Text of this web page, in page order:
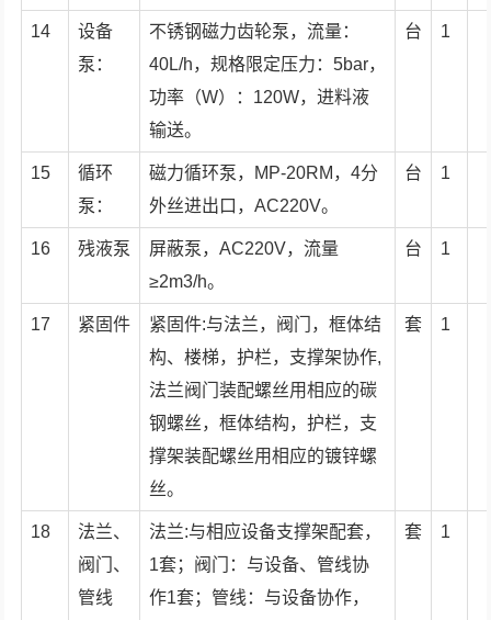
14
设备
泵：
不锈钢磁力齿轮泵，流量：
40L/h，规格限定压力：5bar，
功率（W）：120W，进料液
输送。
台 1
15
循环
泵：
磁力循环泵，MP-20RM，4分
外丝进出口，AC220V。
台 1
16 残液泵
屏蔽泵，AC220V，流量
≥2m3/h。
台 1
17 紧固件
紧固件:与法兰，阀门，框体结
构、楼梯，护栏，支撑架协作,
法兰阀门装配螺丝用相应的碳
钢螺丝，框体结构，护栏，支
撑架装配螺丝用相应的镀锌螺
丝。
套 1
18
法兰、
阀门、
管线
法兰:与相应设备支撑架配套，
1套；阀门：与设备、管线协
作1套；管线：与设备协作，
套 1